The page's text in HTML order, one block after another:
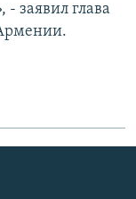
- заявил глава